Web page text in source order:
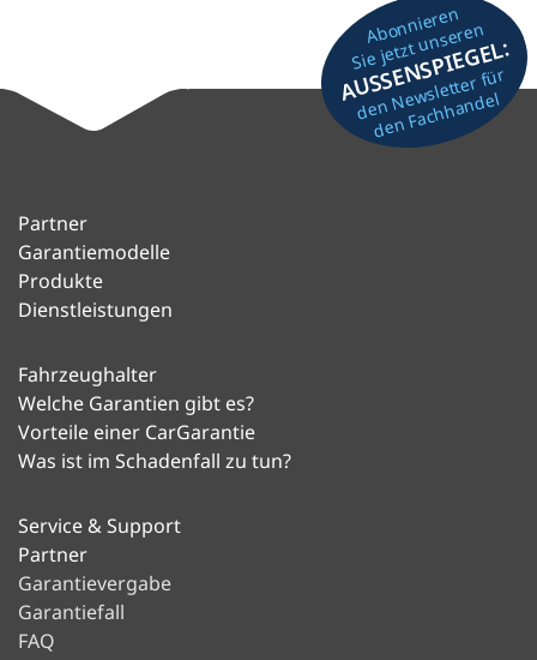
Abonnieren
Sie jetzt unseren
AUSSENSPIEGEL:
den Newsletter für
den Fachhandel
Partner
Garantiemodelle
Produkte
Dienstleistungen
Fahrzeughalter
Welche Garantien gibt es?
Vorteile einer CarGarantie
Was ist im Schadenfall zu tun?
Service & Support
Partner
Garantievergabe
Garantiefall
FAQ